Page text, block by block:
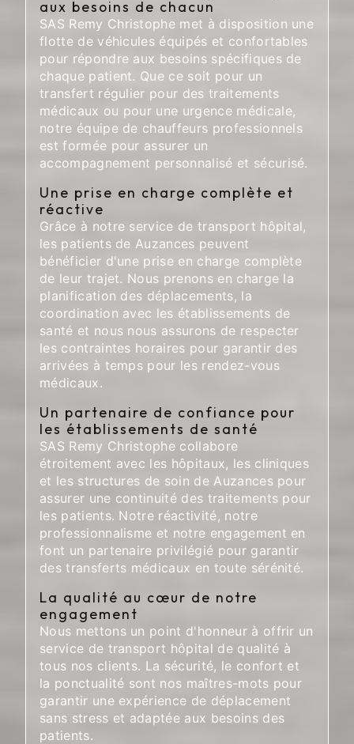
aux besoins de chacun
SAS Remy Christophe met à disposition une
flotte de véhicules équipés et confortables
pour répondre aux besoins spécifiques de
chaque patient. Que ce soit pour un
transfert régulier pour des traitements
médicaux ou pour une urgence médicale,
notre équipe de chauffeurs professionnels
est formée pour assurer un
accompagnement personnalisé et sécurisé.
Une prise en charge complète et
réactive
Grâce à notre service de transport hôpital,
les patients de Auzances peuvent
bénéficier d'une prise en charge complète
de leur trajet. Nous prenons en charge la
planification des déplacements, la
coordination avec les établissements de
santé et nous nous assurons de respecter
les contraintes horaires pour garantir des
arrivées à temps pour les rendez-vous
médicaux.
Un partenaire de confiance pour
les établissements de santé
SAS Remy Christophe collabore
étroitement avec les hôpitaux, les cliniques
et les structures de soin de Auzances pour
assurer une continuité des traitements pour
les patients. Notre réactivité, notre
professionnalisme et notre engagement en
font un partenaire privilégié pour garantir
des transferts médicaux en toute sérénité.
La qualité au cœur de notre
engagement
Nous mettons un point d'honneur à offrir un
service de transport hôpital de qualité à
tous nos clients. La sécurité, le confort et
la ponctualité sont nos maîtres-mots pour
garantir une expérience de déplacement
sans stress et adaptée aux besoins des
patients.